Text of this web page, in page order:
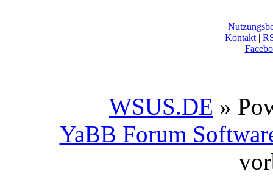
Kontakt|
WSUS.DE »
YaBB Forum